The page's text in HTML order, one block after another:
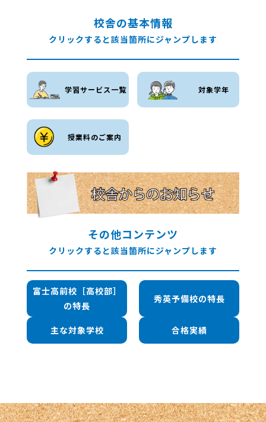
校舎の基本情報
クリックすると該当箇所にジャンプします
学習サービス一覧 対象学年
授業料のご案内
その他コンテンツ
クリックすると該当箇所にジャンプします
富士高前校［高校部］
の特長
秀英予備校の特長
主な対象学校 合格実績